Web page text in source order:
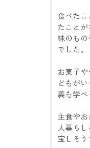
食べた
たこと
味のも
でした。
お菓子
どもが
義も学べ
主食や
人暮ら
宝しそう